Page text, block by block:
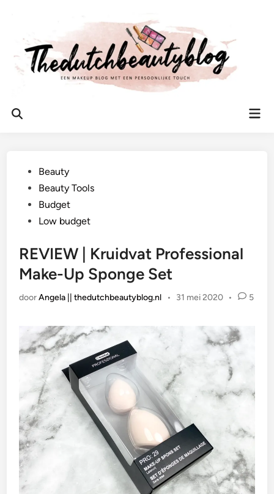
inhoud
Zoeken
Geplaatst
Beauty
Beauty Tools
Budget
Low budget
REVIEW | Kruidvat Professional
Make-Up Sponge Set
doorAngela || thedutchbeautyblog.nl • 31 mei 2020 • 5